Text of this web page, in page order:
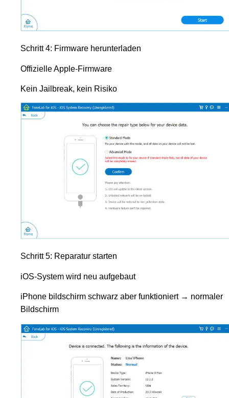
Schritt 4: Firmware herunterladen
Offizielle Apple-Firmware
Kein Jailbreak, kein Risiko
Schritt 5: Reparatur starten
iOS-System wird neu aufgebaut
iPhone bildschirm schwarz aber funktioniert → normaler
Bildschirm